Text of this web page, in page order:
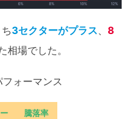
3セクターがプラス、 8
相場でした。
ォーマンス
騰落率